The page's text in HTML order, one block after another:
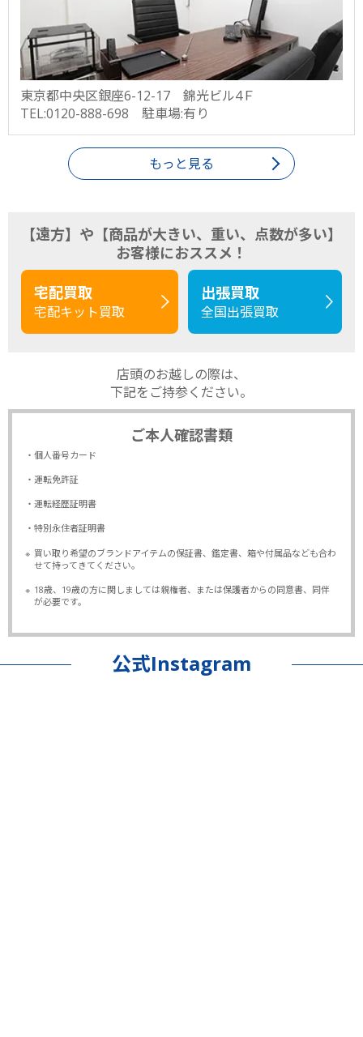
東京都中央区銀座6-12-17 錦光ビル4Ｆ
TEL:0120-888-698 駐車場:有り
もっと見る
【遠方】や【商品が大きい、重い、点数が多い】
お客様におススメ！
宅配買取
宅配キット買取
出張買取
全国出張買取
店頭のお越しの際は、
下記をご持参ください。
ご本人確認書類
・個人番号カード
・運転免許証
・運転経歴証明書
・特別永住者証明書
※ 買い取り希望のブランドアイテムの保証書、鑑定書、箱や付属品なども合わ
せて持ってきてください。
※ 18歳、19歳の方に関しましては親権者、または保護者からの同意書、同伴
が必要です。
公式Instagram